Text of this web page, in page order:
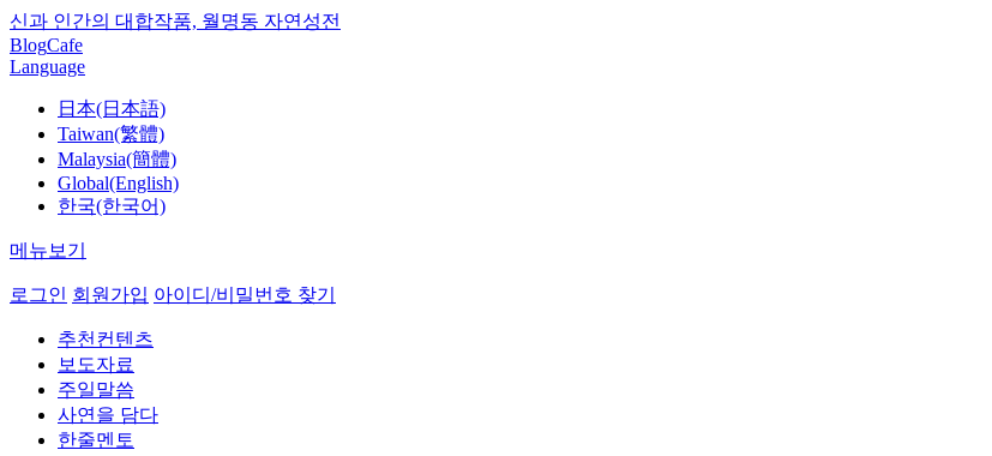
신과 인간의 대합작품, 월명동 자연성전
BlogCafe
Language
日本(日本語)
Taiwan(繁體)
Malaysia(簡體)
Global(English)
한국(한국어)
메뉴보기
로그인 회원가입 아이디/비밀번호 찾기
추천컨텐츠
보도자료
주일말씀
사연을 담다
한줄멘토